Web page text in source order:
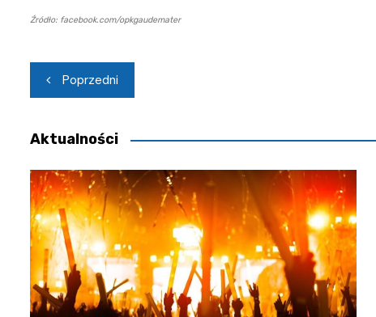
Źródło: facebook.com/opkgaudemater
Nawigacja
wpisu
Poprzedni
Aktualności